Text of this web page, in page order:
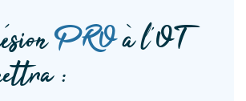
PROà l’OT
: